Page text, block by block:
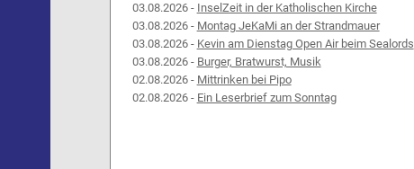
03.08.2026 - InselZeit in der Katholischen Kirche
03.08.2026 - Montag JeKaMi an der Strandmauer
03.08.2026 - Kevin am Dienstag Open Air beim Sealords
03.08.2026 - Burger, Bratwurst, Musik
02.08.2026 - Mittrinken bei Pipo
02.08.2026 - Ein Leserbrief zum Sonntag